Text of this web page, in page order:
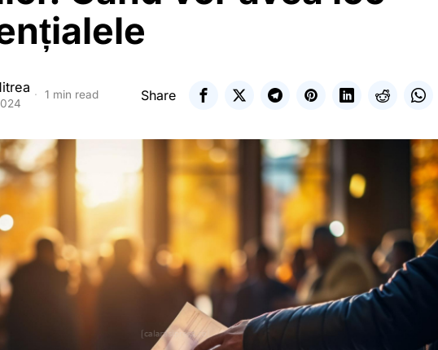
1 min read Share